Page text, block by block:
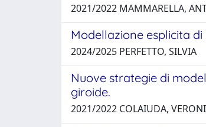
2021/2022 MAMMARELLA,
Modellazione esplicita
2024/2025 PERFETTO, SILVIA
Nuove strategie di
giroide.
2021/2022 COLAIUDA,